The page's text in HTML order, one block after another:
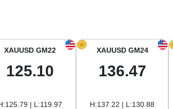
XAUUSD GM24
136.47
H:137.22 | L:130.88
XAUUSD GM22
125.10
| L:119.97